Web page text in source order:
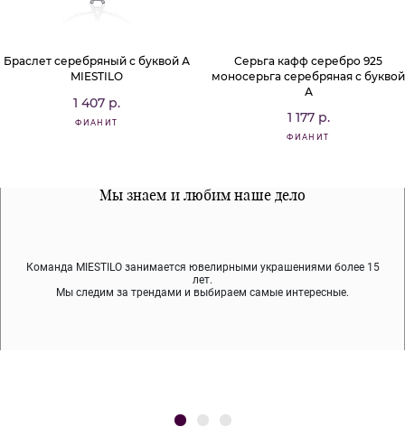
Браслет серебряный с буквой А
MIESTILO
1 407 р.
ФИАНИТ
Серьга кафф серебро 925
моносерьга серебряная с буквой
А
1 177 р.
ФИАНИТ
Мы знаем и любим наше дело
Команда MIESTILO занимается ювелирными украшениями более 15
лет.
Мы следим за трендами и выбираем самые интересные.
Все наши материалы гипоалергенны
Мы используем покрытие (родий, ювелирный сплав), которое не
содержит никеля и свинца — это исключает аллергию.
Примерка перед покупкой
Во время доставки спокойно примеряйте украшения, выбирайте те,
что вам нравятся, остальные заберёт курьер.